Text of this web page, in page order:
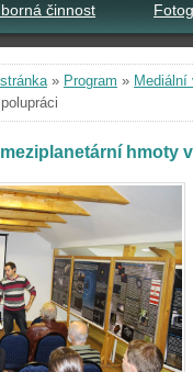
činnost
» Program »
hmoty